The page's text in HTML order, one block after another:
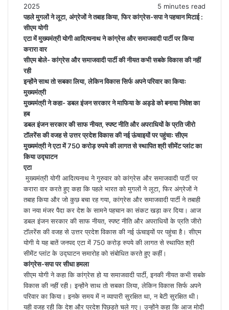
2025
5 minutes read
पहले मुगलों ने लूटा, अंग्रेजों ने तबाह किया, फिर कांग्रेस-सपा ने पहचान मिटाई :
सीएम योगी
एटा में मुख्यमंत्री योगी आदित्यनाथ ने कांग्रेस और समाजवादी पार्टी पर किया
करारा वार
सीएम बोले- कांग्रेस और समाजवादी पार्टी की नीयत कभी सबके विकास की नहीं
रही
इन्होंने साथ तो सबका लिया, लेकिन विकास सिर्फ अपने परिवार का कियाः
मुख्यमंत्री
मुख्यमंत्री ने कहा- डबल इंजन सरकार ने माफिया के अड्डे को बनाया निवेश का
हब
डबल इंजन सरकार की साफ नीयत, स्पष्ट नीति और अपराधियों के प्रति जीरो
टॉलरेंस की वजह से उत्तर प्रदेश विकास की नई ऊंचाइयों पर पहुंचाः सीएम
मुख्यमंत्री ने एटा में 750 करोड़ रुपये की लागत से स्थापित श्री सीमेंट प्लांट का
किया उद्घाटन
एटा
मुख्यमंत्री योगी आदित्यनाथ ने गुरुवार को कांग्रेस और समाजवादी पार्टी पर
करारा वार करते हुए कहा कि पहले भारत को मुगलों ने लूटा, फिर अंग्रेजों ने
तबाह किया और जो कुछ बचा रह गया, कांग्रेस और समाजवादी पार्टी ने तबाही
का नया मंजर पैदा कर देश के सामने पहचान का संकट खड़ा कर दिया। आज
डबल इंजन सरकार की साफ नीयत, स्पष्ट नीति और अपराधियों के प्रति जीरो
टॉलरेंस की वजह से उत्तर प्रदेश विकास की नई ऊंचाइयों पर पहुंचा है। सीएम
योगी ये यह बातें जनपद एटा में 750 करोड़ रुपये की लागत से स्थापित श्री
सीमेंट प्लांट के उद्घाटन समारोह को संबोधित करते हुए कहीं।
कांग्रेस-सपा पर सीधा हमला
सीएम योगी ने कहा कि कांग्रेस हो या समाजवादी पार्टी, इनकी नीयत कभी सबके
विकास की नहीं रही। इन्होंने साथ तो सबका लिया, लेकिन विकास सिर्फ अपने
परिवार का किया। इनके समय में न व्यापारी सुरक्षित था, न बेटी सुरक्षित थी।
यही वजह रही कि देश और प्रदेश पिछड़ते चले गए। उन्होंने कहा कि आज मोदी